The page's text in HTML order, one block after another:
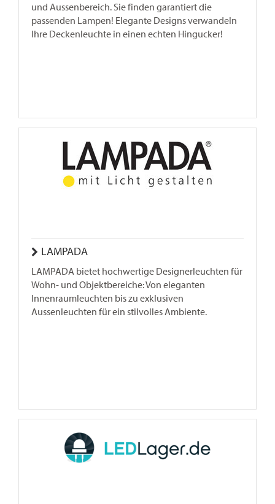
und Aussenbereich. Sie finden garantiert die
passenden Lampen! Elegante Designs verwandeln
Ihre Deckenleuchte in einen echten Hingucker!
LAM­PA­DA
LAMPADA bietet hochwertige Designerleuchten für
Wohn- und Objektbereiche: Von eleganten
Innenraumleuchten bis zu exklusiven
Aussenleuchten für ein stilvolles Ambiente.